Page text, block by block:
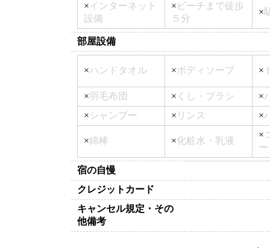
×インターネット
設備
× ビーチまで徒歩
５分
×
部屋設備
×ハンドタオル ×ボディソープ ×
×羽毛布団 × くし・ブラシ ×
×シャンプー × リンス ×
×綿棒 ×化粧水・乳液
×
ー
宿の自慢
クレジットカード
キャンセル規定・その
他備考